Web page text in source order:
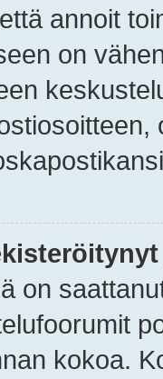
annoit
on
on
kokoa.